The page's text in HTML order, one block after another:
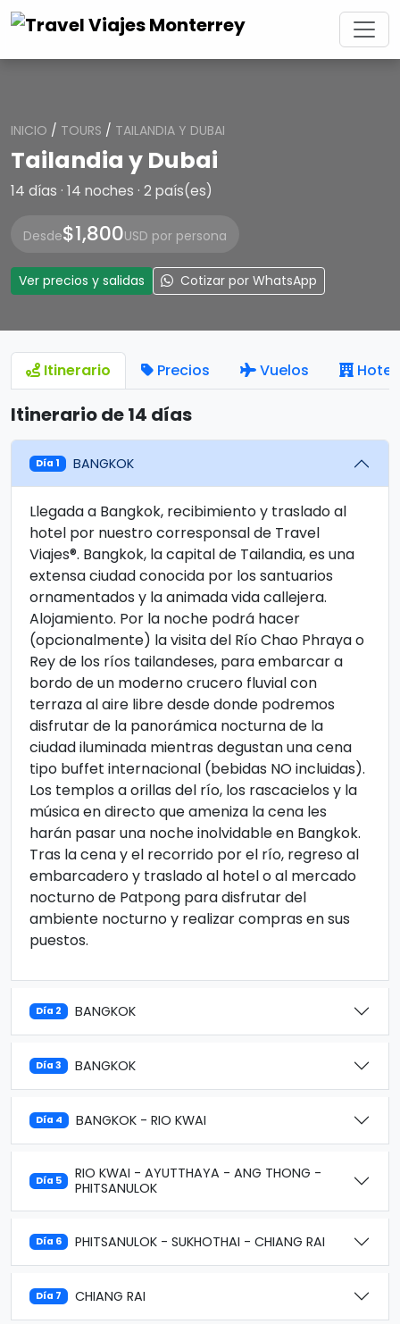
INICIO / TOURS / TAILANDIA Y DUBAI
Tailandia y Dubai
14 días · 14 noches · 2 país(es)
Desde$1,800USD por persona
Ver precios y salidas Cotizar por WhatsApp
Itinerario Precios Vuelos
Itinerario de 14 días
Día 1 BANGKOK
Llegada a Bangkok, recibimiento y traslado al
hotel por nuestro corresponsal de Travel
Viajes®. Bangkok, la capital de Tailandia, es una
extensa ciudad conocida por los santuarios
ornamentados y la animada vida callejera.
Alojamiento. Por la noche podrá hacer
(opcionalmente) la visita del Río Chao Phraya o
Rey de los ríos tailandeses, para embarcar a
bordo de un moderno crucero fluvial con
terraza al aire libre desde donde podremos
disfrutar de la panorámica nocturna de la
ciudad iluminada mientras degustan una cena
tipo buffet internacional (bebidas NO incluidas).
Los templos a orillas del río, los rascacielos y la
música en directo que ameniza la cena les
harán pasar una noche inolvidable en Bangkok.
Tras la cena y el recorrido por el río, regreso al
embarcadero y traslado al hotel o al mercado
nocturno de Patpong para disfrutar del
ambiente nocturno y realizar compras en sus
puestos.
Día 2 BANGKOK
Día 3 BANGKOK
Día 4 BANGKOK - RIO KWAI
Día 5
RIO KWAI - AYUTTHAYA - ANG THONG -
PHITSANULOK
Día 6 PHITSANULOK - SUKHOTHAI - CHIANG RAI
Día 7 CHIANG RAI